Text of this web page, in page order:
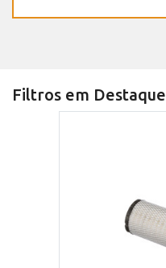
Filtros em Destaque